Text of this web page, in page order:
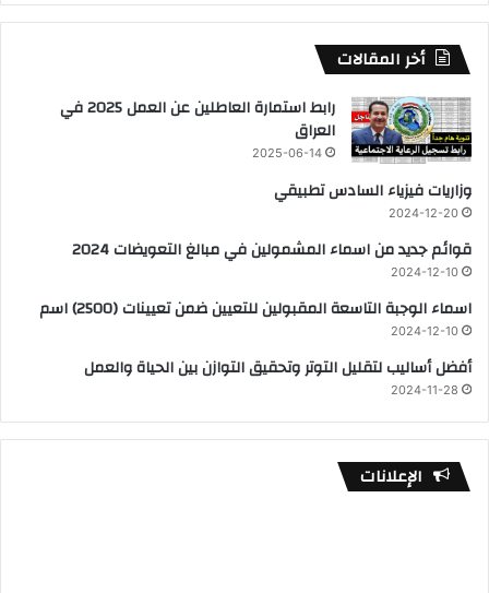
أخر المقالات
رابط استمارة العاطلين عن العمل 2025 في
العراق
2025-06-14
وزاريات فيزياء السادس تطبيقي
2024-12-20
قوائم جديد من اسماء المشمولين في مبالغ التعويضات 2024
2024-12-10
اسماء الوجبة التاسعة المقبولين للتعيين ضمن تعيينات (2500) اسم
2024-12-10
أفضل أساليب لتقليل التوتر وتحقيق التوازن بين الحياة والعمل
2024-11-28
الإعلانات